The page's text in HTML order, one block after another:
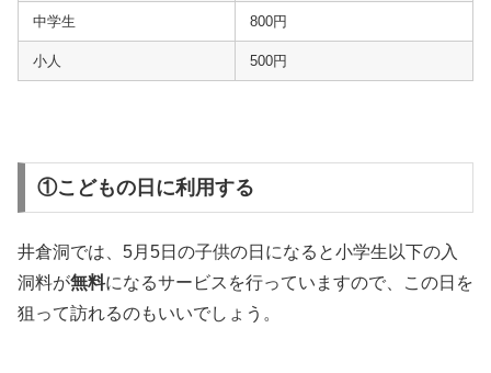
中学生 800円
小人 500円
①こどもの日に利用する
井倉洞では、5月5日の子供の日になると小学生以下の入
洞料が無料になるサービスを行っていますので、この日を
狙って訪れるのもいいでしょう。